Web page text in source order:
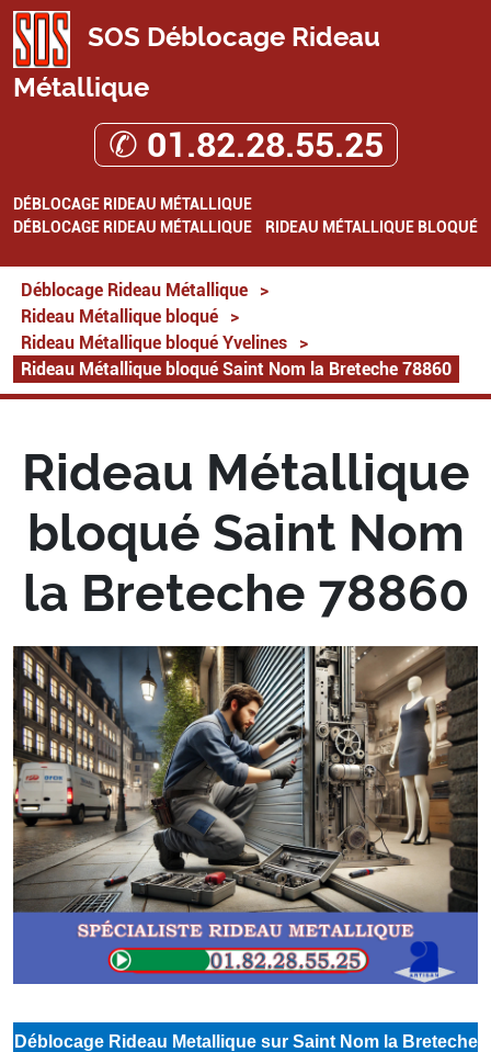
SOS Déblocage Rideau
Métallique
✆ 01.82.28.55.25
DÉBLOCAGE RIDEAU MÉTALLIQUE
DÉBLOCAGE RIDEAU MÉTALLIQUE
RIDEAU MÉTALLIQUE BLOQUÉ
Déblocage Rideau Métallique
>
Rideau Métallique bloqué
>
Rideau Métallique bloqué Yvelines
>
Rideau Métallique bloqué Saint Nom la Breteche 78860
Rideau Métallique
bloqué Saint Nom
la Breteche 78860
Déblocage Rideau Metallique sur Saint Nom la Breteche